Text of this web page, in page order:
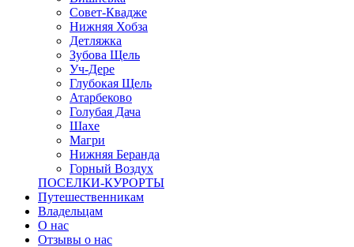
Совет-Квадже
Нижняя Хобза
Детляжка
Зубова Щель
Уч-Дере
Глубокая Щель
Атарбеково
Голубая Дача
Шахе
Магри
Нижняя Беранда
Горный Воздух
ПОСЕЛКИ-КУРОРТЫ
Путешественникам
Владельцам
О нас
Отзывы о нас